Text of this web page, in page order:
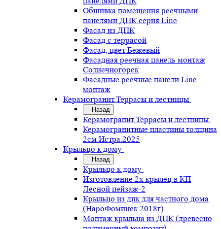
Обшивка помещения реечными
панелями ДПК серия Line
Фасад из ДПК
Фасад с террасой
Фасад, цвет Бежевый
Фасадная реечная панель монтаж
Солнечногорск
Фасадные реечные панели Line
монтаж
Керамогранит.Террасы и лестницы
Назад
Керамогранит.Террасы и лестницы
Керамогранитные пластины толщина
2см Истра.2025
Крыльцо к дому
Назад
Крыльцо к дому
Изготовление 2х крылец в КП
Лесной пейзаж-2
Крыльцо из дпк для частного дома
(НароФоминск 2018г)
Монтаж крыльца из ДПК (древесно